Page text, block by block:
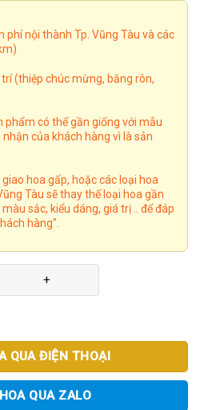
phí nội thành Tp. Vũng Tàu và các
(thiệp chúc mừng, băng rôn,
có thể gần giống với mẫu
của khách hàng vì là sản
hoa gấp, hoặc các loại hoa
Tàu sẽ thay thế loại hoa gần
sắc, kiểu dáng, giá trị .. để đáp
hàng".
QUA ĐIỆN THOẠI
QUA ZALO